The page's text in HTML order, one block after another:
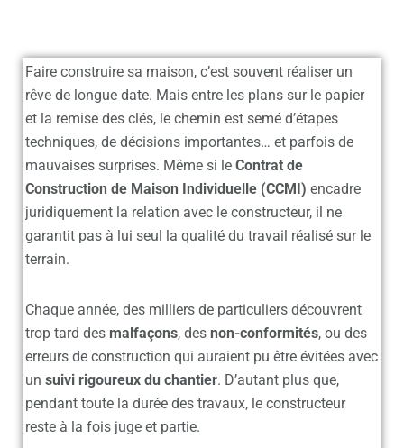
Faire construire sa maison, c’est souvent réaliser un
rêve de longue date. Mais entre les plans sur le papier
et la remise des clés, le chemin est semé d’étapes
techniques, de décisions importantes… et parfois de
mauvaises surprises. Même si le Contrat de
Construction de Maison Individuelle (CCMI) encadre
juridiquement la relation avec le constructeur, il ne
garantit pas à lui seul la qualité du travail réalisé sur le
terrain.
Chaque année, des milliers de particuliers découvrent
trop tard des malfaçons, des non-conformités, ou des
erreurs de construction qui auraient pu être évitées avec
un suivi rigoureux du chantier. D’autant plus que,
pendant toute la durée des travaux, le constructeur
reste à la fois juge et partie.